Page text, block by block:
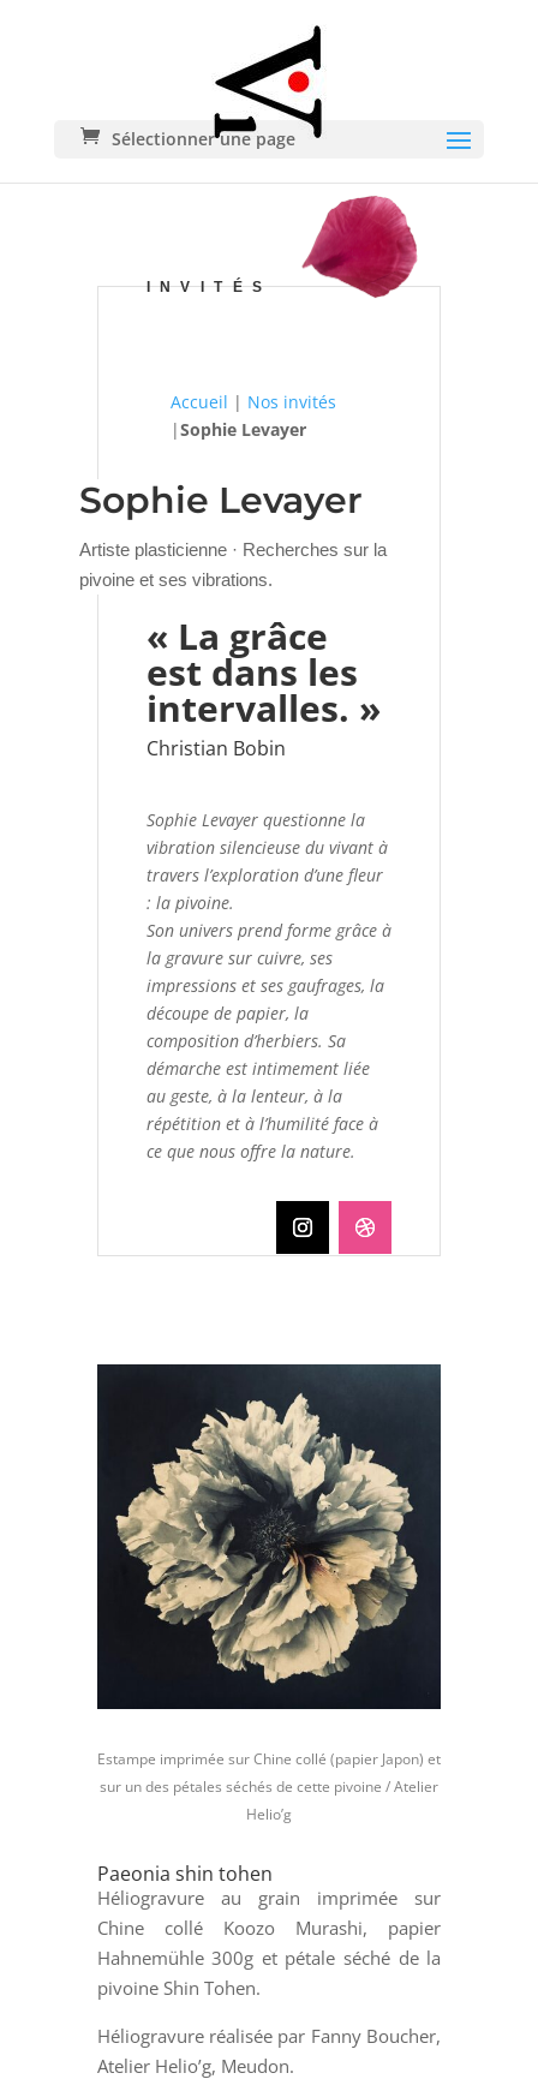
Sélectionner une page
INVITÉS
Accueil | Nos invités
|Sophie Levayer
Sophie Levayer
Artiste plasticienne · Recherches sur la
pivoine et ses vibrations.
« La grâce
est dans les
intervalles. »
Christian Bobin
Sophie Levayer questionne la
vibration silencieuse du vivant à
travers l’exploration d’une fleur
: la pivoine.
Son univers prend forme grâce à
la gravure sur cuivre, ses
impressions et ses gaufrages, la
découpe de papier, la
composition d’herbiers. Sa
démarche est intimement liée
au geste, à la lenteur, à la
répétition et à l’humilité face à
ce que nous offre la nature.
Estampe imprimée sur Chine collé (papier Japon) et
sur un des pétales séchés de cette pivoine / Atelier
Helio’g
Paeonia shin tohen
Héliogravure au grain imprimée sur
Chine collé Koozo Murashi, papier
Hahnemühle 300g et pétale séché de la
pivoine Shin Tohen.
Héliogravure réalisée par Fanny Boucher,
Atelier Helio’g, Meudon.